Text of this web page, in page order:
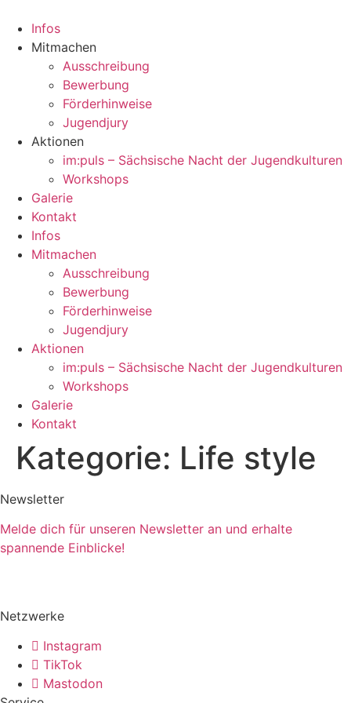
Inhalt
springen
Infos
Mitmachen
Ausschreibung
Bewerbung
Förderhinweise
Jugendjury
Aktionen
im:puls – Sächsische Nacht der Jugendkulturen
Workshops
Galerie
Kontakt
Infos
Mitmachen
Ausschreibung
Bewerbung
Förderhinweise
Jugendjury
Aktionen
im:puls – Sächsische Nacht der Jugendkulturen
Workshops
Galerie
Kontakt
Kategorie: Life style
Newsletter
Melde dich für unseren Newsletter an und erhalte
spannende Einblicke!
Netzwerke
Instagram
TikTok
Mastodon